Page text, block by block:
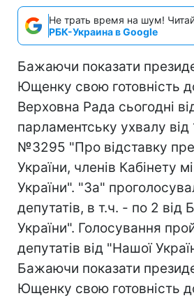
Не трать время на шум!
РБК-Украина в Google
Бажаючи показати
Ющенку свою готовність
Верховна Рада сьогодні
парламентську ухвалу від
№3295 "Про відставку
України, членів Кабінету
України". "За"
депутатів, в т.ч. - по 2 від
України". Голосування
депутатів від "Нашої
Бажаючи показати
Ющенку свою готовність